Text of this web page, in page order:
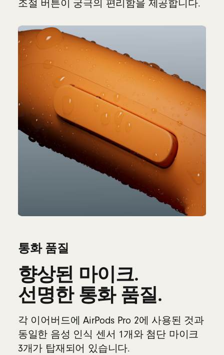
조절 버튼이 궁극의 편리함을 제공합니다.
통화 품질
향상된 마이크.
선명한 통화 품질.
각 이어버드에 AirPods Pro 2에 사용된 것과
동일한 음성 인식 센서 1개와 첨단 마이크
3개가 탑재되어 있습니다.